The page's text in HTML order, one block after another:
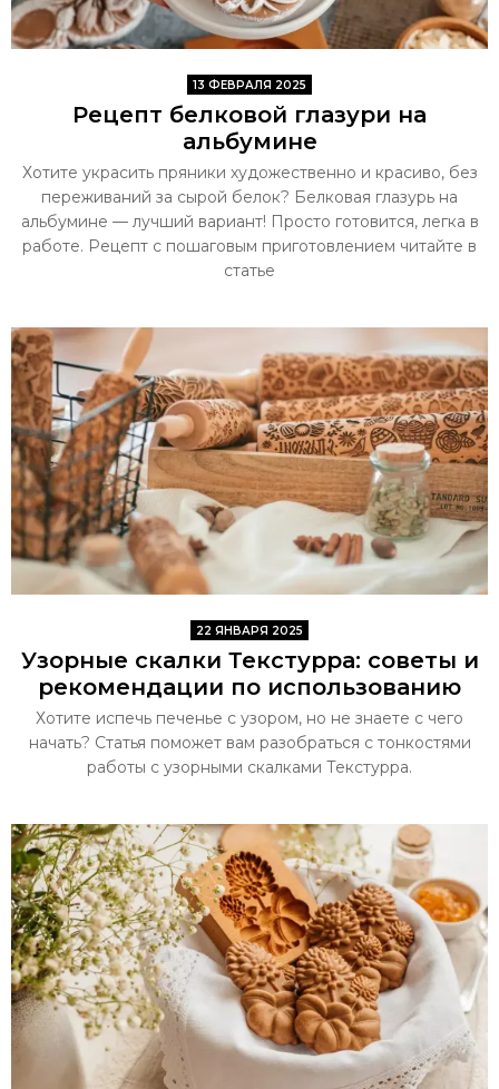
13 ФЕВРАЛЯ 2025
Рецепт белковой глазури на
альбумине
Хотите украсить пряники художественно и красиво, без
переживаний за сырой белок? Белковая глазурь на
альбумине — лучший вариант! Просто готовится, легка в
работе. Рецепт с пошаговым приготовлением читайте в
статье
22 ЯНВАРЯ 2025
Узорные скалки Текстурра: советы и
рекомендации по использованию
Хотите испечь печенье с узором, но не знаете с чего
начать? Статья поможет вам разобраться с тонкостями
работы с узорными скалками Текстурра.